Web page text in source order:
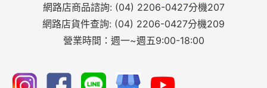
網路店商品諮詢: (04) 2206-0427分機207
網路店貨件查詢: (04) 2206-0427分機209
營業時間：週一~週五9:00-18:00